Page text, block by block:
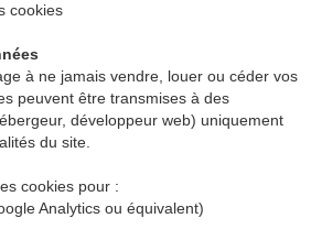
cookies
à ne jamais vendre, louer ou céder vos
peuvent être transmises à des
développeur web) uniquement
du site.
cookies pour :
Analytics ou équivalent)